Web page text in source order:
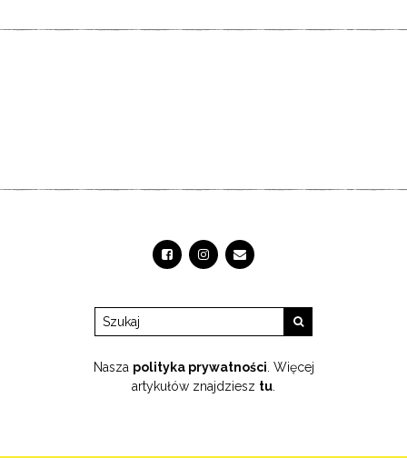
Nasza polityka prywatności . Więcej
artykułów znajdziesz tu